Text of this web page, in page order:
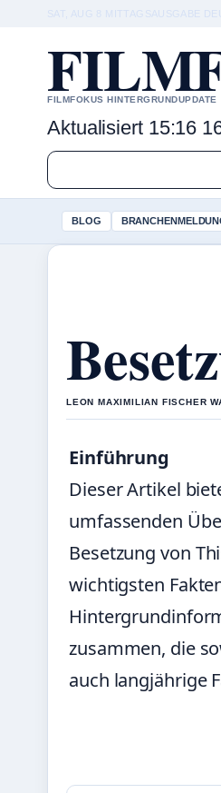
SAT, AUG 8 MITTAGSAUSGABE
FILMFOKUS HINTERGRUNDUPDATE
Aktualisiert 15:16
BLOG
LEON MAXIMILIAN FISCHER
Einführung
Dieser Artikel
umfassenden
Besetzung von
wichtigsten
zusammen, die
auch langjährige